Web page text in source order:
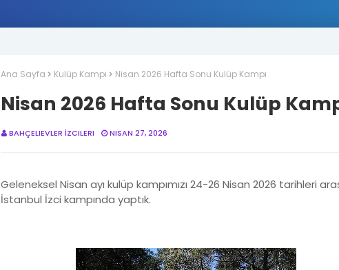
Ana Sayfa Kulüp Kampı Nisan 2026 Hafta Sonu Kulüp Kampı
Nisan 2026 Hafta Sonu Kulüp
BAHÇELIEVLER İZCILERI NISAN 27, 2026
Geleneksel Nisan ayı kulüp kampımızı 24-26 Nisan 2026 tarihleri
İstanbul İzci kampında yaptık.